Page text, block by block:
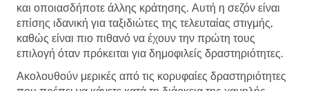
και οποιασδήποτε άλλης κράτησης. Αυτή η σεζόν είναι
επίσης ιδανική για ταξιδιώτες της τελευταίας στιγμής,
καθώς είναι πιο πιθανό να έχουν την πρώτη τους
επιλογή όταν πρόκειται για δημοφιλείς δραστηριότητες.
Ακολουθούν μερικές από τις κορυφαίες δραστηριότητες